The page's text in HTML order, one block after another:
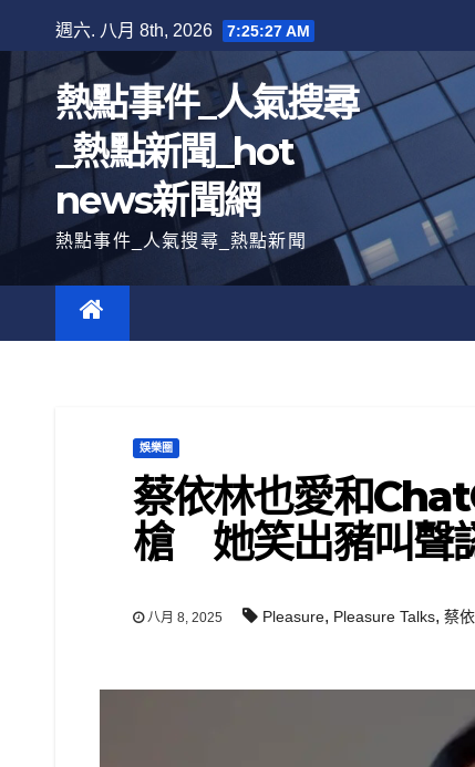
至
內
週六. 八月 8th, 2026 7:25:28 AM
熱點事件_人氣搜尋
_熱點新聞_hot
news新聞網
熱點事件_人氣搜尋_熱點新聞
娛樂圈
蔡依林也愛和
槍 她笑出豬叫聲
八月 8, 2025 Pleasure, Pleasure Talks, 蔡